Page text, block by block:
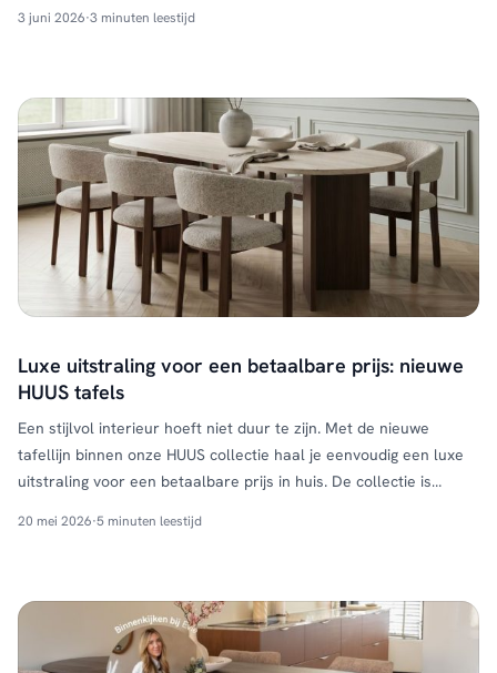
3 juni 2026·3 minuten leestijd
Luxe uitstraling voor een betaalbare prijs: nieuwe
HUUS tafels
Een stijlvol interieur hoeft niet duur te zijn. Met de nieuwe
tafellijn binnen onze HUUS collectie haal je eenvoudig een luxe
uitstraling voor een betaalbare prijs in huis. De collectie is
van Scandinavische warmte en Japanse eenvoud. De nieuwe
20 mei 2026·5 minuten leestijd